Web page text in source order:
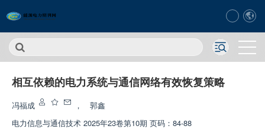
相互依赖的电力系统与通信网络有效恢复策略
冯福成 ，
郭鑫
电力信息与通信技术 2025年23卷第10期 页码：84-88